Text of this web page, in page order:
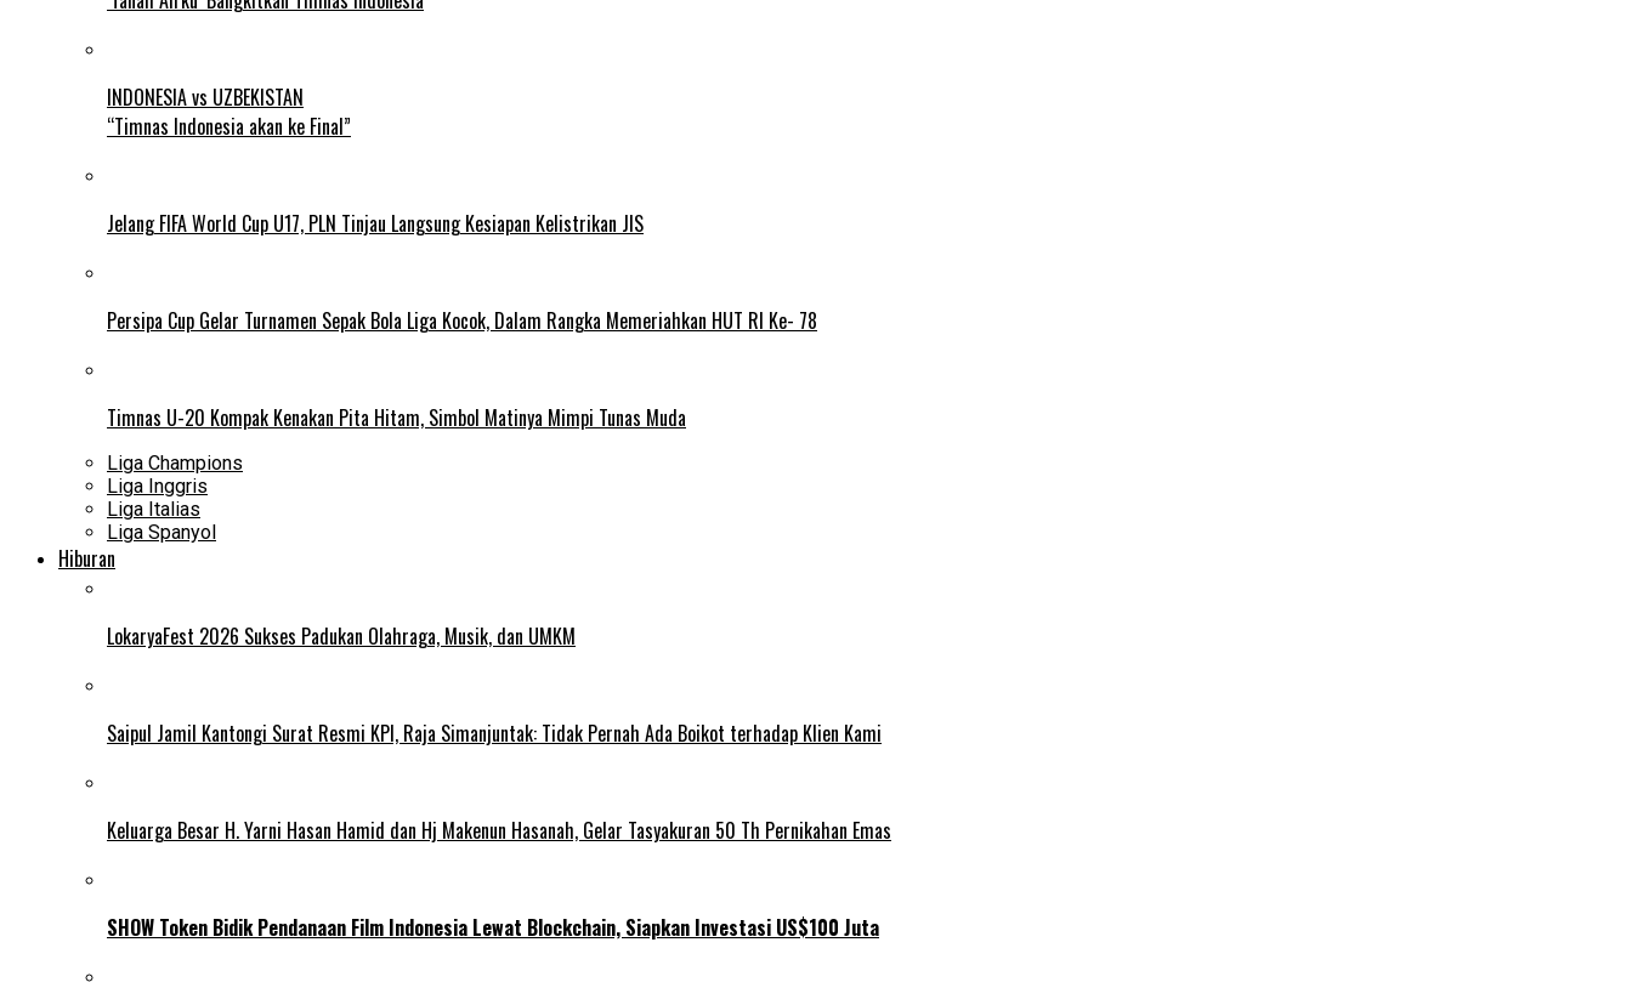
INDONESIA vs UZBEKISTAN
“Timnas Indonesia akan ke Final”
Jelang FIFA World Cup U17, PLN Tinjau Langsung Kesiapan Kelistrikan JIS
Persipa Cup Gelar Turnamen Sepak Bola Liga Kocok, Dalam Rangka Memeriahkan HUT RI Ke- 78
Timnas U-20 Kompak Kenakan Pita Hitam, Simbol Matinya Mimpi Tunas Muda
Liga Champions
Liga Inggris
Liga Italias
Liga Spanyol
Hiburan
LokaryaFest 2026 Sukses Padukan Olahraga, Musik, dan UMKM
Saipul Jamil Kantongi Surat Resmi KPI, Raja Simanjuntak: Tidak Pernah Ada Boikot terhadap Klien Kami
Keluarga Besar H. Yarni Hasan Hamid dan Hj Makenun Hasanah, Gelar Tasyakuran 50 Th Pernikahan Emas
SHOW Token Bidik Pendanaan Film Indonesia Lewat Blockchain, Siapkan Investasi US$100 Juta